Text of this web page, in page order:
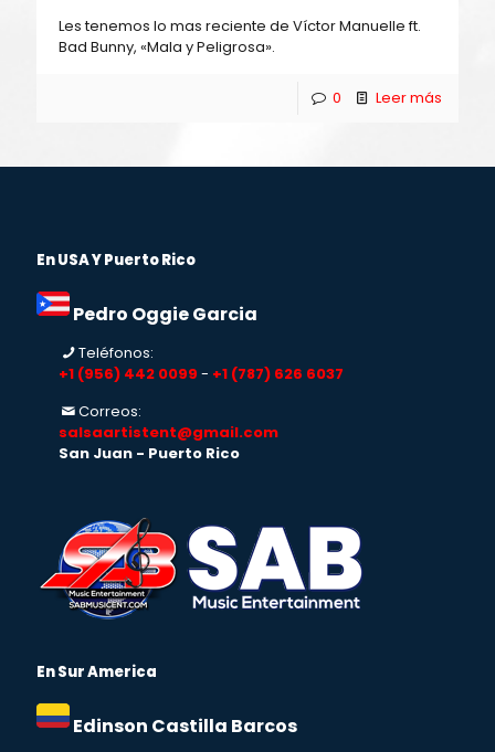
Les tenemos lo mas reciente de Víctor Manuelle ft.
Bad Bunny, «Mala y Peligrosa».
0 Leer más
En USA Y Puerto Rico
Pedro Oggie Garcia
Teléfonos:
+1 (956) 442 0099 - +1 (787) 626 6037
Correos:
salsaartistent@gmail.com
San Juan - Puerto Rico
En Sur America
Edinson Castilla Barcos